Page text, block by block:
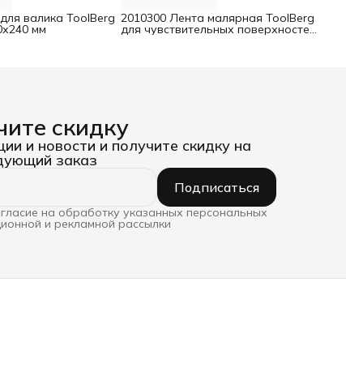
валика ToolBerg
мм
2010300 Лента малярная ToolBerg
для чувствительных поверхностей
скидку
и новости и получите скидку на
заказ
Подписаться
на обработку указанных персональных
и рекламной рассылки